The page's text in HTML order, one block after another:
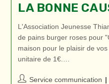
LA BONNE
L'Association Jeunesse
de pains burger roses pour
maison pour le plaisir de
unitaire de 1€.…
Auteur/autrice
Service communication